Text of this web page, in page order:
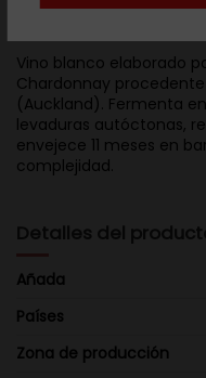
Descripción
Vino blanco elaborado
Chardonnay
(Auckland). Fermenta
levaduras autóctonas,
envejece 11 meses en
complejidad.
Detalles del
Añada
Países
Zona de producción